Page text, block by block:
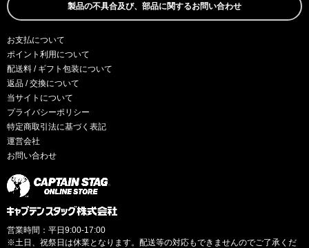
製品の不具合及び、部品に関するお問い合わせ
お支払について
ポイント利用について
配送料 / ギフト包装について
返品 / 交換について
当サイトについて
プライバシーポリシー
特定商取引法に基づく表記
運営会社
お問い合わせ
営業時間：平日9:00-17:00
※土日、祝祭日は休業となります。配送等の対応もできませんのでご了承くだ